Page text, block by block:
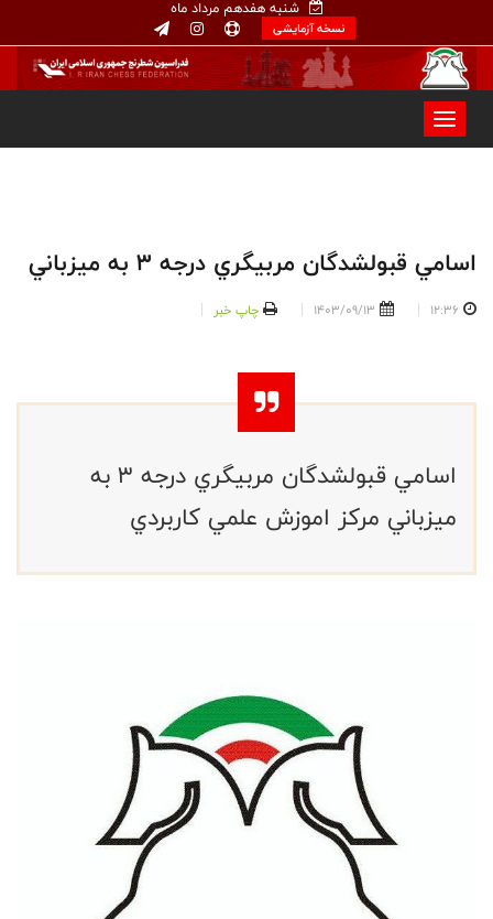
شنبه هفدهم مرداد ماه
نسخه آزمایشی
اسامي قبولشدگان مربيگري درجه ٣ به ميزباني
12:36
1403/09/13 چاپ خبر
اسامي قبولشدگان مربيگري درجه ٣ به
ميزباني مركز اموزش علمي كاربردي